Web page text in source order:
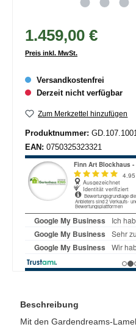
1.459,00 €
Preis inkl. MwSt.
Versandkostenfrei
Derzeit nicht verfügbar
Zum Merkzettel hinzufügen
Produktnummer:
EAN: 0750325323321
Beschreibung
Mit den Gardendreams-